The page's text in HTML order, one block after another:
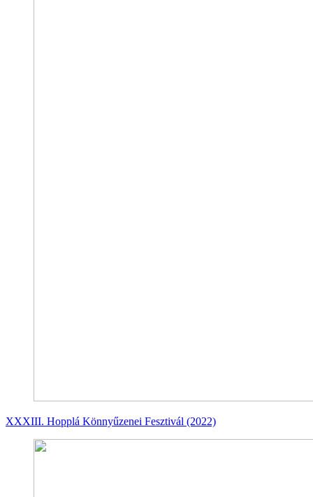
XXXIII. Hopplá Könnyűzenei Fesztivál (2022)